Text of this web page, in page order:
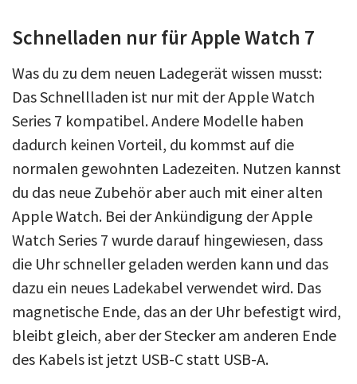
Schnelladen nur für Apple Watch 7
Was du zu dem neuen Ladegerät wissen musst:
Das Schnellladen ist nur mit der Apple Watch
Series 7 kompatibel. Andere Modelle haben
dadurch keinen Vorteil, du kommst auf die
normalen gewohnten Ladezeiten. Nutzen kannst
du das neue Zubehör aber auch mit einer alten
Apple Watch. Bei der Ankündigung der Apple
Watch Series 7 wurde darauf hingewiesen, dass
die Uhr schneller geladen werden kann und das
dazu ein neues Ladekabel verwendet wird. Das
magnetische Ende, das an der Uhr befestigt wird,
bleibt gleich, aber der Stecker am anderen Ende
des Kabels ist jetzt USB-C statt USB-A.